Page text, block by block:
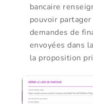
bancaire
pouvoir
demandes de
envoyées dans
la proposition